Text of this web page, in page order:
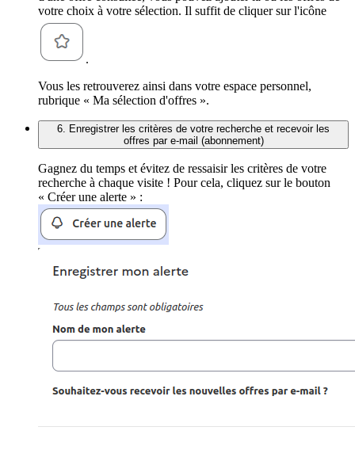
votre choix à votre sélection. Il suffit de cliquer sur l'icône
.
Vous les retrouverez ainsi dans votre espace personnel,
rubrique « Ma sélection d'offres ».
6. Enregistrer les critères de votre recherche et recevoir les
offres par e-mail (abonnement)
Gagnez du temps et évitez de ressaisir les critères de votre
recherche à chaque visite ! Pour cela, cliquez sur le bouton
« Créer une alerte » :